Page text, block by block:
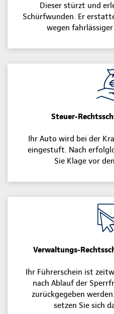
Dieser stürzt und
Schürfwunden. Er
wegen
Steuer-
Ihr Auto wird bei der
eingestuft. Nach
Sie Klage vor
Verwaltungs-
Ihr Führerschein ist
nach Ablauf der
zurückgegeben
setzen Sie sich